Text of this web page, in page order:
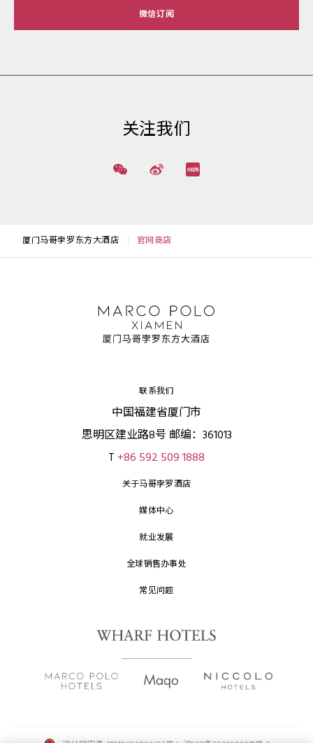
微信订阅
关注我们
厦门马哥孛罗东方大酒店 官网商店
联系我们
中国福建省厦门市
思明区建业路8号 邮编：361013
T +86 592 509 1888
关于马哥孛罗酒店
媒体中心
就业发展
全球销售办事处
常见问题